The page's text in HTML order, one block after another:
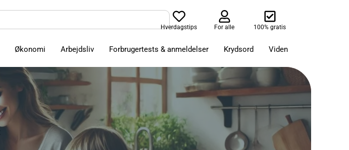
Hverdagstips For alle 100% gratis
Økonomi Arbejdsliv Forbrugertests & anmeldelser Krydsord Viden